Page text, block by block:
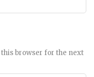
browser for the next